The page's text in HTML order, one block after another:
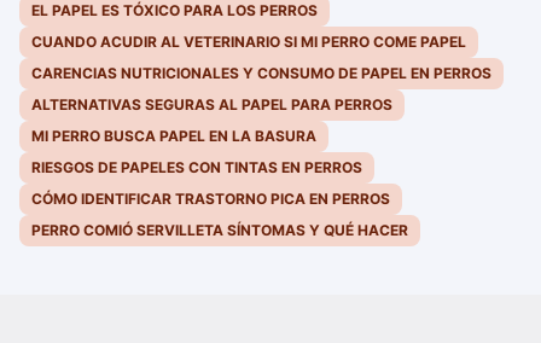
EL PAPEL ES TÓXICO PARA LOS PERROS
CUANDO ACUDIR AL VETERINARIO SI MI PERRO COME PAPEL
CARENCIAS NUTRICIONALES Y CONSUMO DE PAPEL EN PERROS
ALTERNATIVAS SEGURAS AL PAPEL PARA PERROS
MI PERRO BUSCA PAPEL EN LA BASURA
RIESGOS DE PAPELES CON TINTAS EN PERROS
CÓMO IDENTIFICAR TRASTORNO PICA EN PERROS
PERRO COMIÓ SERVILLETA SÍNTOMAS Y QUÉ HACER